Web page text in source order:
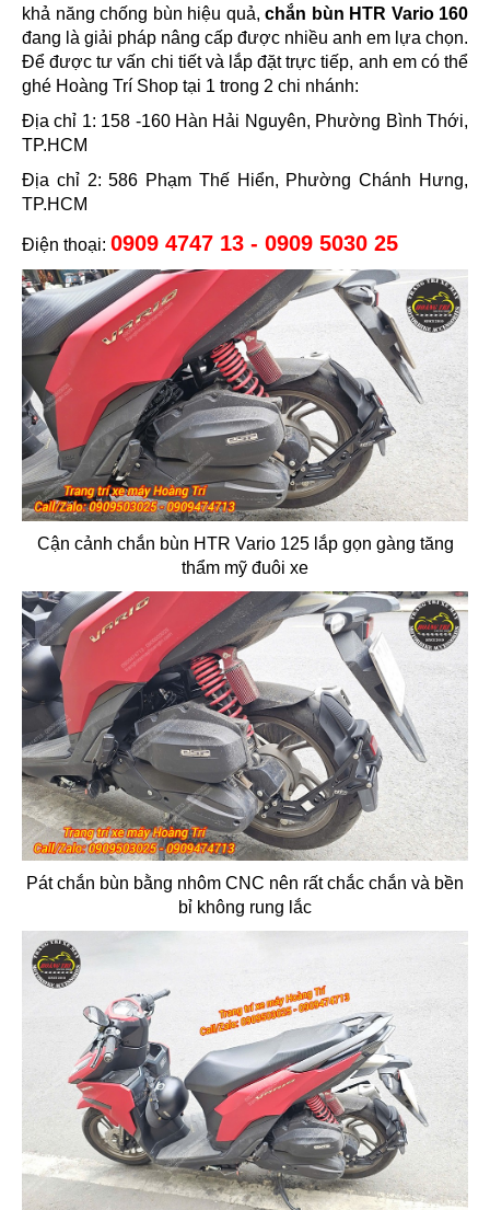
khả năng chống bùn hiệu quả, chắn bùn HTR Vario 160
đang là giải pháp nâng cấp được nhiều anh em lựa chọn.
Để được tư vấn chi tiết và lắp đặt trực tiếp, anh em có thể
ghé Hoàng Trí Shop tại 1 trong 2 chi nhánh:
Địa chỉ 1: 158 -160 Hàn Hải Nguyên, Phường Bình Thới,
TP.HCM
Địa chỉ 2: 586 Phạm Thế Hiển, Phường Chánh Hưng,
TP.HCM
Điện thoại: 0909 4747 13 - 0909 5030 25
Cận cảnh chắn bùn HTR Vario 125 lắp gọn gàng tăng
thẩm mỹ đuôi xe
Pát chắn bùn bằng nhôm CNC nên rất chắc chắn và bền
bỉ không rung lắc